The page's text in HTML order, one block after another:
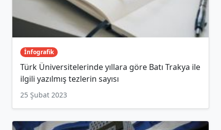
İnfografik
Türk Üniversitelerinde yıllara göre Batı Trakya ile
ilgili yazılmış tezlerin sayısı
25 Şubat 2023